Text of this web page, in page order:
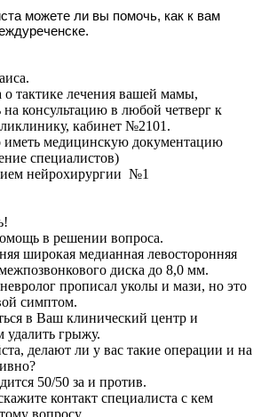
можете ли вы помочь, как к вам
тактике лечения вашей мамы,
консультацию в любой четверг к
кабинет №2101.
иметь медицинскую документацию
специалистов)
нейрохирургии №1
в решении вопроса.
широкая медианная левосторонняя
диска до 8,0 мм.
прописал уколы и мази, но это
симптом.
в Ваш клинический центр и
удалить грыжу.
делают ли у вас такие операции и на
50/50 за и против.
контакт специалиста с кем